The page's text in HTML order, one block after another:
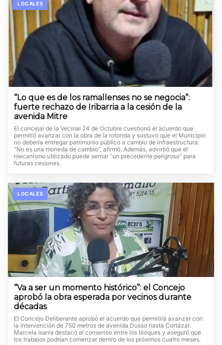
LOCALES
“Lo que es de los ramallenses no se negocia”:
fuerte rechazo de Iribarria a la cesión de la
avenida Mitre
El concejal de la Vecinal 24 de Octubre cuestionó el acuerdo que
permitió avanzar con la obra de la rotonda y sostuvo que el Municipio
no debería entregar patrimonio público a cambio de infraestructura.
“No es una moneda de cambio”, afirmó. Además, advirtió que el
mecanismo utilizado puede sentar “un precedente peligroso” para
futuras cesiones.
LOCALES
“Va a ser un momento histórico”: el Concejo
aprobó la obra esperada por vecinos durante
décadas
El Concejo Deliberante aprobó el acuerdo que permitirá avanzar con
la intervención de 750 metros de avenida Dusso hasta Cortázar.
Marcela Isarra destacó el consenso entre los bloques y aseguró que
los trabajos podrían comenzar dentro de los próximos cuatro meses.